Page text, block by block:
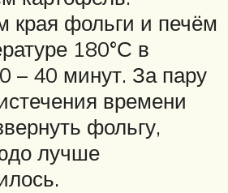
края фольги и печём
180°С в
– 40 минут. За пару
времени
фольгу,
лучше